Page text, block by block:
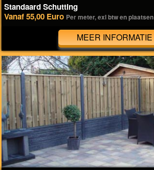
Standaard Schutting
Vanaf 55,00 Euro Per meter, exl btw en plaatsen
MEER INFORMATIE